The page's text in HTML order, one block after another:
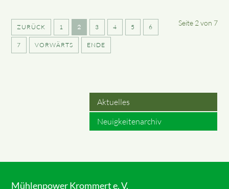
Seite 2 von 7
ZURÜCK 1 2 3 4 5 6
7 VORWÄRTS ENDE
Aktuelles
Neuigkeitenarchiv
Mühlenpower Krommert e. V.